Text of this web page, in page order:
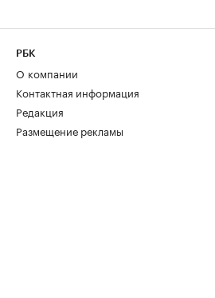
РБК
О компании
Контактная информация
Редакция
Размещение рекламы